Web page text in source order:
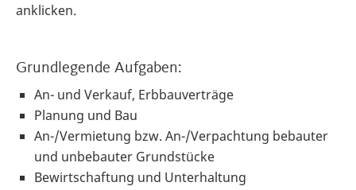
anklicken.
Grundlegende Aufgaben:
An- und Verkauf, Erbbauverträge
Planung und Bau
An-/Vermietung bzw. An-/Verpachtung bebauter
und unbebauter Grundstücke
Bewirtschaftung und Unterhaltung